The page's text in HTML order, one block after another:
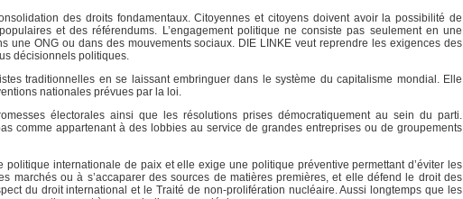
des droits fondamentaux. Citoyennes et citoyens doivent avoir la possibilité de
et des référendums. L’engagement politique ne consiste pas seulement en une
ONG ou dans des mouvements sociaux. DIE LINKE veut reprendre les exigences des
décisionnels politiques.
traditionnelles en se laissant embringuer dans le système du capitalisme mondial. Elle
nationales prévues par la loi.
électorales ainsi que les résolutions prises démocratiquement au sein du parti.
comme appartenant à des lobbies au service de grandes entreprises ou de groupements
internationale de paix et elle exige une politique préventive permettant d’éviter les
marchés ou à s’accaparer des sources de matières premières, et elle défend le droit des
du droit international et le Traité de non-prolifération nucléaire. Aussi longtemps que les